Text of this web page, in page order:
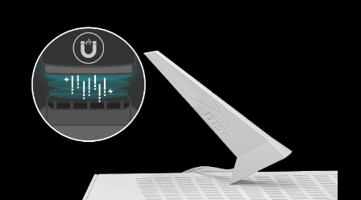
Pump Fan